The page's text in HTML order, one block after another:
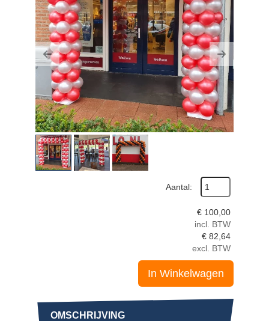
Previous Next
Aantal:
€ 100,00
incl. BTW
€ 82,64
excl. BTW
In Winkelwagen
OMSCHRIJVING